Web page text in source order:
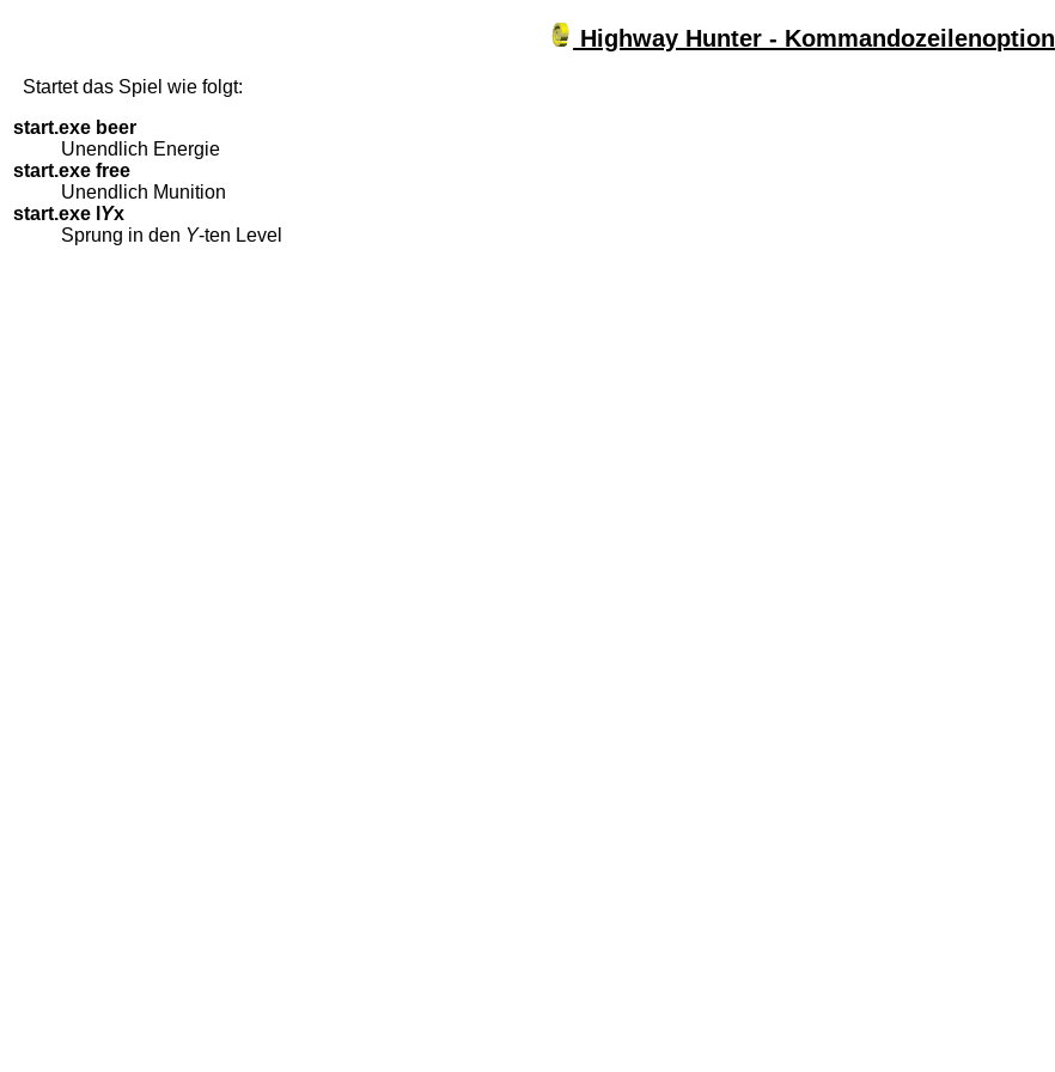
Highway Hunter - Kommandozeilenoption
Startet das Spiel wie folgt:
start.exe beer
Unendlich Energie
start.exe free
Unendlich Munition
start.exe l Yx
Sprung in den Y-ten Level